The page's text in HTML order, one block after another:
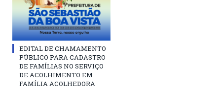
EDITAL DE CHAMAMENTO
PÚBLICO PARA CADASTRO
DE FAMÍLIAS NO SERVIÇO
DE ACOLHIMENTO EM
FAMÍLIA ACOLHEDORA